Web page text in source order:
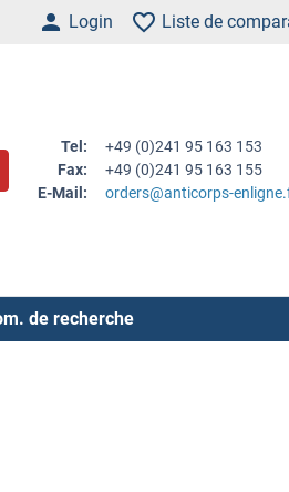
Login Liste de
Tel:
+49 (0)241 95 163 153
Fax:
+49 (0)241 95 163 155
E-Mail:
orders@anticorps-
de recherche